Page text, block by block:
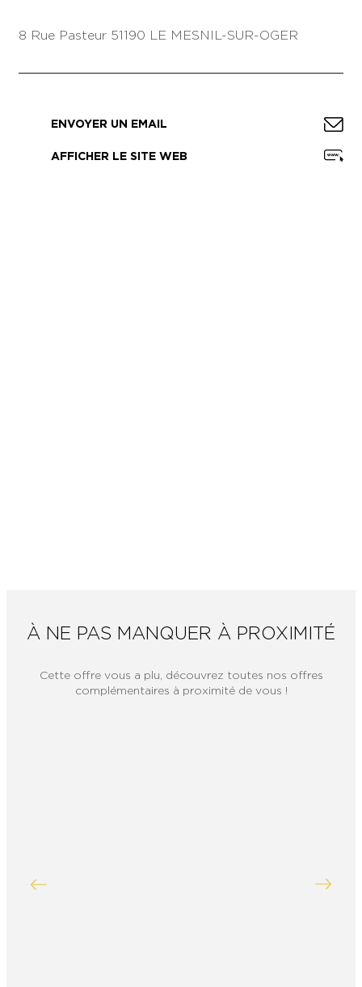
8 Rue Pasteur 51190 LE MESNIL-SUR-OGER
ENVOYER UN EMAIL
AFFICHER LE SITE WEB
À NE PAS MANQUER À PROXIMITÉ
Cette offre vous a plu, découvrez toutes nos offres
complémentaires à proximité de vous !